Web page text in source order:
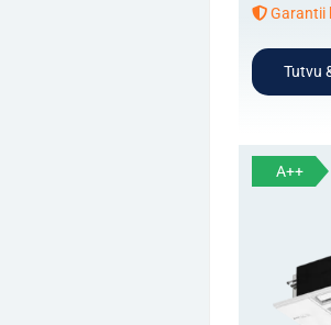
Garantii
Tutvu
A++